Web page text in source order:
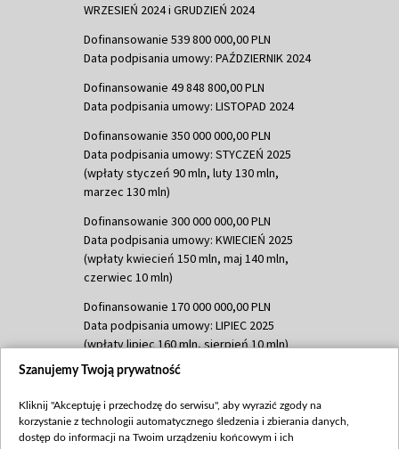
WRZESIEŃ 2024 i GRUDZIEŃ 2024
Dofinansowanie 539 800 000,00 PLN
Data podpisania umowy: PAŹDZIERNIK 2024
Dofinansowanie 49 848 800,00 PLN
Data podpisania umowy: LISTOPAD 2024
Dofinansowanie 350 000 000,00 PLN
Data podpisania umowy: STYCZEŃ 2025
(wpłaty styczeń 90 mln, luty 130 mln,
marzec 130 mln)
Dofinansowanie 300 000 000,00 PLN
Data podpisania umowy: KWIECIEŃ 2025
(wpłaty kwiecień 150 mln, maj 140 mln,
czerwiec 10 mln)
Dofinansowanie 170 000 000,00 PLN
Data podpisania umowy: LIPIEC 2025
(wpłaty lipiec 160 mln, sierpień 10 mln)
Dofinansowanie 60 000 000,00 PLN
(wpłata wrzesień 60 mln)
Dofinansowanie 635 783 051,21 PLN
Szanujemy Twoją prywatność
Kliknij "Akceptuję i przechodzę do serwisu", aby wyrazić zgody na
korzystanie z technologii automatycznego śledzenia i zbierania danych,
dostęp do informacji na Twoim urządzeniu końcowym i ich